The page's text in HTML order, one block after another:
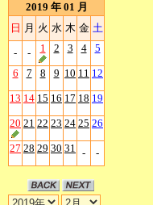
2019 年 01 月
日 月 火 水 木 金 土
- - 1 2 3 4 5
6 7 8 9 10 11 12
13 14 15 16 17 18 19
20 21 22 23 24 25 26
27 28 29 30 31 - -